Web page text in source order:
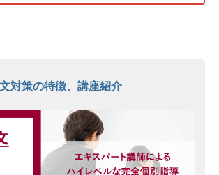
対策の特徴、講座紹介